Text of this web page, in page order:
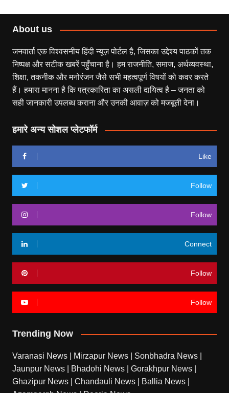
About us
जनवार्ता एक विश्वसनीय हिंदी न्यूज़ पोर्टल है, जिसका उद्देश्य पाठकों तक
निष्पक्ष और सटीक खबरें पहुँचाना है। हम राजनीति, समाज, अर्थव्यवस्था,
शिक्षा, तकनीक और मनोरंजन जैसे सभी महत्वपूर्ण विषयों को कवर करते
हैं। हमारा मानना है कि पत्रकारिता का असली दायित्व है – जनता को
सही जानकारी उपलब्ध कराना और उनकी आवाज़ को मजबूती देना।
हमारे अन्य सोशल प्लेटफॉर्म
Like
Follow
Follow
Connect
Follow
Follow
Trending Now
Varanasi News Mirzapur News Sonbhadra News
Jaunpur News
Bhadohi News Gorakhpur News
Ghazipur News
Chandauli News Ballia News